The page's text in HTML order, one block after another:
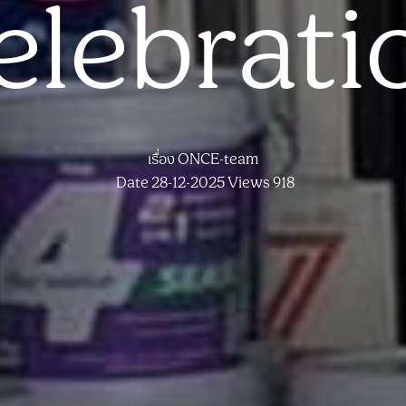
เรื่องONCE-team
Date 28-12-2025Views 918